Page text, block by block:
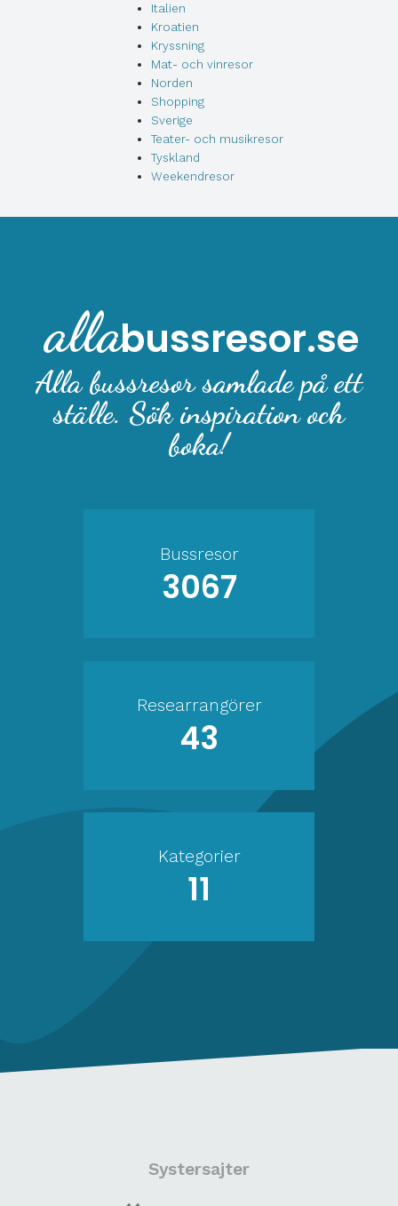
Italien
Kroatien
Kryssning
Mat- och vinresor
Norden
Shopping
Sverige
Teater- och musikresor
Tyskland
Weekendresor
allabussresor.se
Alla bussresor samlade på ett
ställe. Sök inspiration och
boka!
Bussresor
3067
Researrangörer
43
Kategorier
11
Systersajter